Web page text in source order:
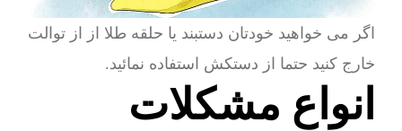
اگر می خواهید خودتان دستبند یا حلقه طلا از از توالت
خارج کنید حتما از دستکش استفاده نمائید.
انواع مشکلات